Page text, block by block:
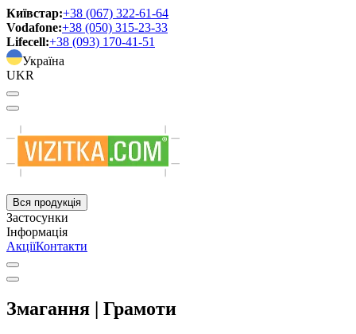
Київстар:+38 (067) 322-61-64
Vodafone:+38 (050) 315-23-33
Lifecell:+38 (093) 170-41-51
Україна
UKR
Вся продукція
Застосунки
Інформація
АкціїКонтакти
Змагання | Грамоти